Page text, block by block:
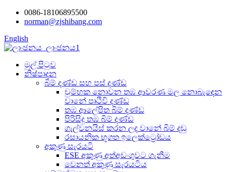
0086-18106895500
norman@zjshibang.com
English
මුල් පිටුව
නිෂ්පාදන
බිම් දණ්ඩ සහ පස් දණ්ඩ
චුම්භක නොවන තඹ ආවරණ මල නොබැඳෙන
වානේ පෘථිවි දණ්ඩ
තඹ ආලේපිත බිම් දණ්ඩ
පිරිසිදු තඹ බිම් දණ්ඩ
ගැල්වනයිස් කරන ලද වානේ බිම් දඬු
රසායනික භූගත ඉලෙක්ට්‍රෝඩය
අකුණු සැරයටි
ESE අකුණු අත්අඩංගුවට ගැනීම
වෙනත් අකුණු සැරයටිය